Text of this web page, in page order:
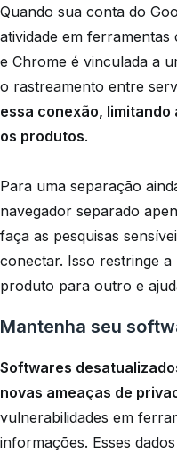
Quando sua conta do
atividade em
e Chrome é vinculada a
o rastreamento entre
essa conexão,
os produtos.
Para uma separação
navegador separado
faça as pesquisas
conectar. Isso restringe a
produto para outro e
Mantenha seu
Softwares
novas ameaças de
vulnerabilidades em
informações. Esses